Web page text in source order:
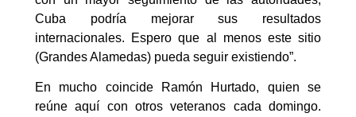
Cuba podría mejorar sus resultados
internacionales. Espero que al menos este sitio
(Grandes Alamedas) pueda seguir existiendo”.
En mucho coincide Ramón Hurtado, quien se
reúne aquí con otros veteranos cada domingo.